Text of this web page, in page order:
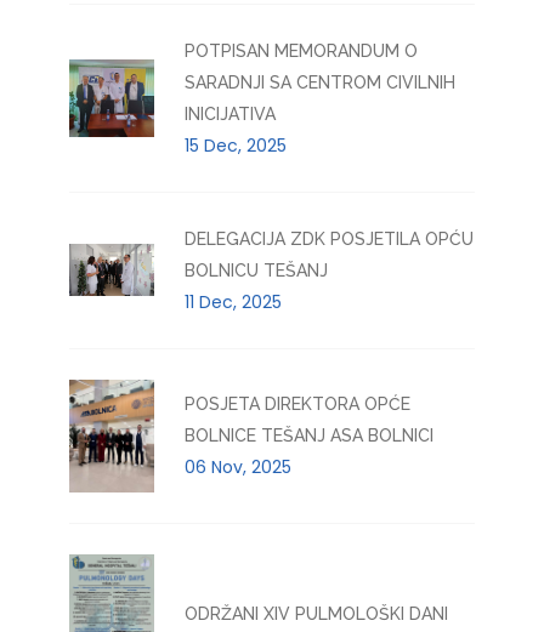
POTPISAN MEMORANDUM O
SARADNJI SA CENTROM CIVILNIH
INICIJATIVA
15 Dec, 2025
DELEGACIJA ZDK POSJETILA OPĆU
BOLNICU TEŠANJ
11 Dec, 2025
POSJETA DIREKTORA OPĆE
BOLNICE TEŠANJ ASA BOLNICI
06 Nov, 2025
ODRŽANI XIV PULMOLOŠKI DANI